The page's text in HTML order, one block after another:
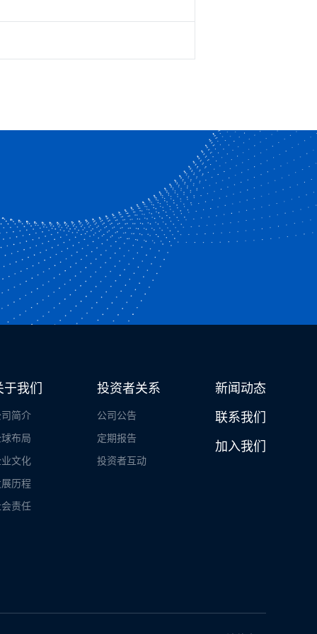
于我们
简介
布局
文化
历程
责任
投资者关系
公司公告
定期报告
投资者互动
新闻动态
联系我们
加入我们